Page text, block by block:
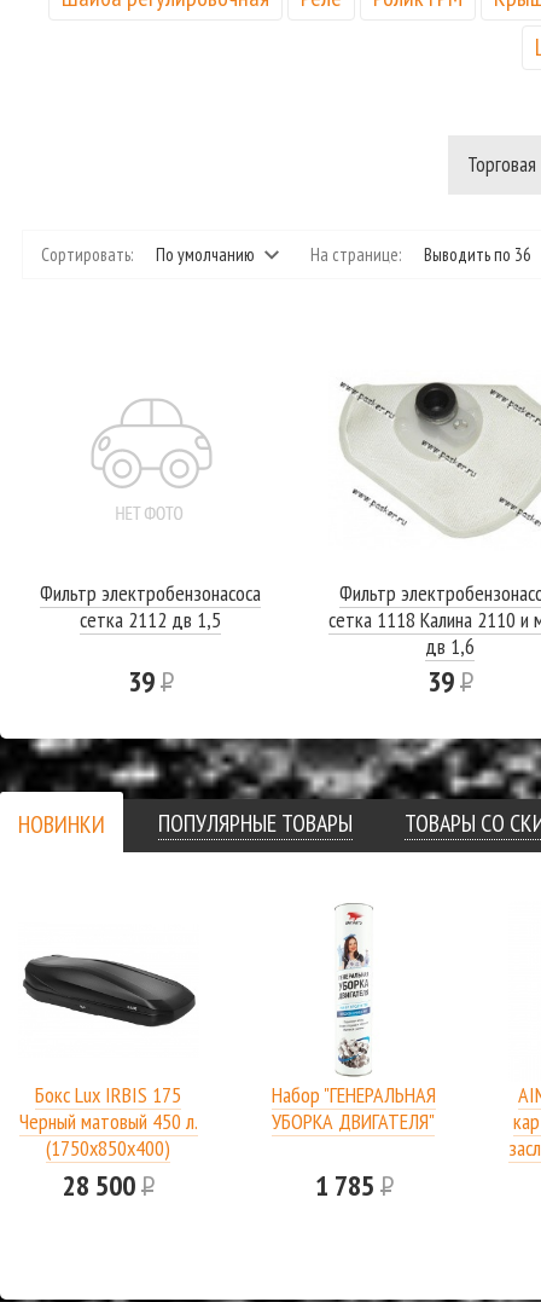
Сортировать: По умолчанию На странице: Выводить по 36
Фильтр электробензонасоса
сетка 2112 дв 1,5
39Р
Фильтр
сетка 1118 Калина 2110 и
дв 1,6
39Р
НОВИНКИ ПОПУЛЯРНЫЕ ТОВАРЫ ТОВАРЫ СО
Бокс Lux IRBIS 175
Черный матовый 450 л.
(1750х850х400)
28 500Р
Набор "ГЕНЕРАЛЬНАЯ
УБОРКА ДВИГАТЕЛЯ"
1 785Р